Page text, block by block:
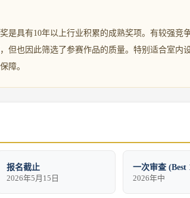
是具有10年以上行业积累的成熟奖项。有较强
但也因此筛选了参赛作品的质量。特别适合室内
障。
报名截止
2026年5月15日
一次审查 (Best
2026年中